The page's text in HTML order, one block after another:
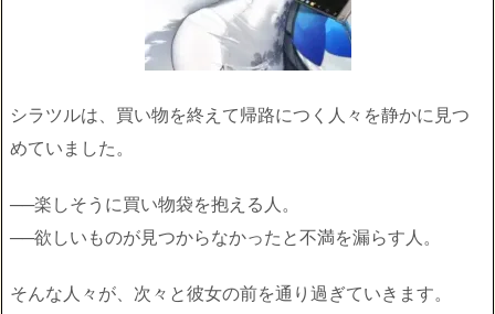
シラツルは、買い物を終えて帰路につく人々を静かに見つ
めていました。
──楽しそうに買い物袋を抱える人。
──欲しいものが見つからなかったと不満を漏らす人。
そんな人々が、次々と彼女の前を通り過ぎていきます。